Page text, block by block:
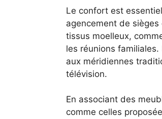
Le confort est
agencement de
tissus moelleux,
les réunions
aux méridiennes
télévision.
En associant des
comme celles